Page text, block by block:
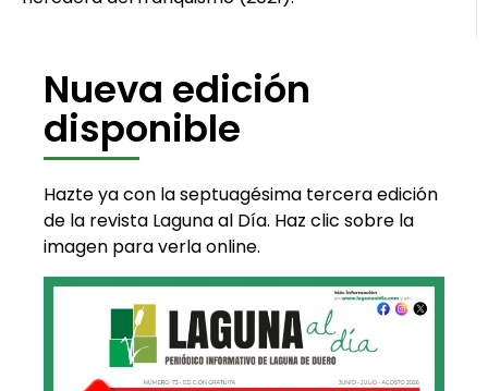
Nueva edición
disponible
Hazte ya con la septuagésima tercera edición
de la revista Laguna al Día. Haz clic sobre la
imagen para verla online.